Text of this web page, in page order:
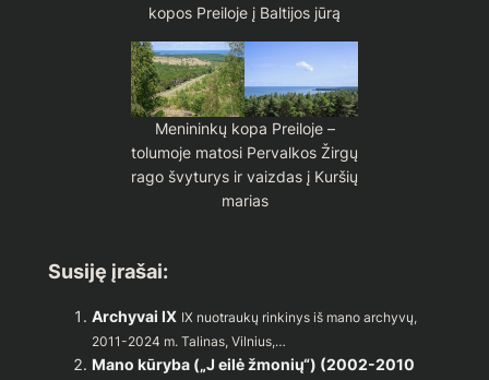
kopos Preiloje į Baltijos jūrą
Menininkų kopa Preiloje –
tolumoje matosi Pervalkos Žirgų
rago švyturys ir vaizdas į Kuršių
marias
Susiję įrašai:
Archyvai IX IX nuotraukų rinkinys iš mano archyvų,
2011-2024 m. Talinas, Vilnius,…
Mano kūryba („J eilė žmonių“) (2002-2010